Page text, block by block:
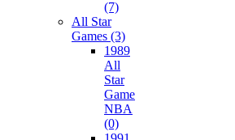
(7)
All Star
Games (3)
1989
All
Star
Game
NBA
(0)